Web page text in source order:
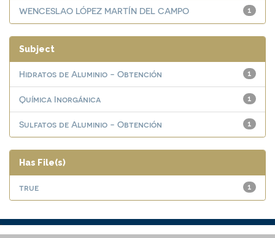
1
WENCESLAO LÓPEZ MARTÍN DEL CAMPO
Subject
1
Hidratos de Aluminio - Obtención
1
Química Inorgánica
1
Sulfatos de Aluminio - Obtención
Has File(s)
1
true